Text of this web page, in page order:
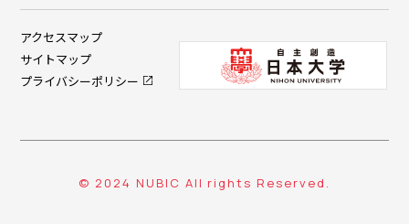
アクセスマップ
サイトマップ
プライバシーポリシー
© 2024 NUBIC All rights Reserved.